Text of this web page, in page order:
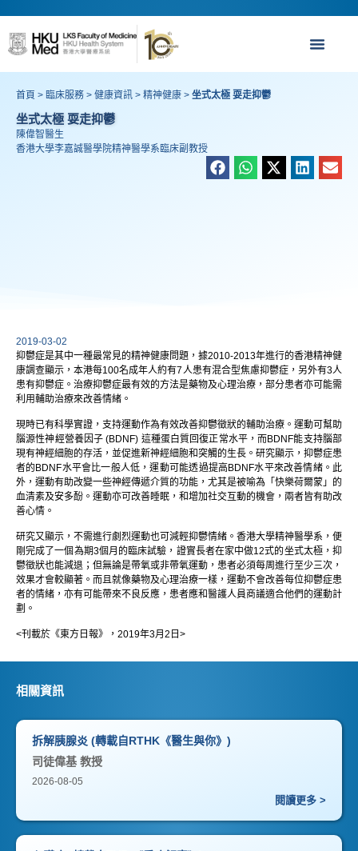
首頁 > 臨床服務 > 健康資訊 > 精神健康 > 坐式太極 耍走抑鬱
坐式太極 耍走抑鬱
陳偉智醫生
香港大學李嘉誠醫學院精神醫學系臨床副教授
2019-03-02
抑鬱症是其中一種最常見的精神健康問題，據2010-2013年進行的香港精神健
康調查顯示，本港每100名成年人約有7人患有混合型焦慮抑鬱症，另外有3人
患有抑鬱症。治療抑鬱症最有效的方法是藥物及心理治療，部分患者亦可能需
利用輔助治療來改善情緒。
現時已有科學實證，支持運動作為有效改善抑鬱徵狀的輔助治療。運動可幫助
腦源性神經營養因子 (BDNF) 這種蛋白質回復正常水平，而BDNF能支持腦部
現有神經細胞的存活，並促進新神經細胞和突觸的生長。研究顯示，抑鬱症患
者的BDNF水平會比一般人低，運動可能透過提高BDNF水平來改善情緒。此
外，運動有助改變一些神經傳遞介質的功能，尤其是被喻為「快樂荷爾蒙」的
血清素及安多酚。運動亦可改善睡眠，和增加社交互動的機會，兩者皆有助改
善心情。
研究又顯示，不需進行劇烈運動也可減輕抑鬱情緒。香港大學精神醫學系，便
剛完成了一個為期3個月的臨床試驗，證實長者在家中做12式的坐式太極，抑
鬱徵狀也能減退；但無論是帶氧或非帶氧運動，患者必須每周進行至少三次，
效果才會較顯著。而且就像藥物及心理治療一樣，運動不會改善每位抑鬱症患
者的情緒，亦有可能帶來不良反應，患者應和醫護人員商議適合他們的運動計
劃。
<刊載於《東方日報》，2019年3月2日>
相關資訊
拆解胰腺炎 (轉載自RTHK《醫生與你》)
司徒偉基 教授
2026-08-05
閱讀更多 >